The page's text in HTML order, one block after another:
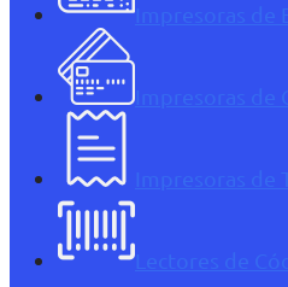
Impresoras de
Impresoras de
Impresoras de
Lectores de